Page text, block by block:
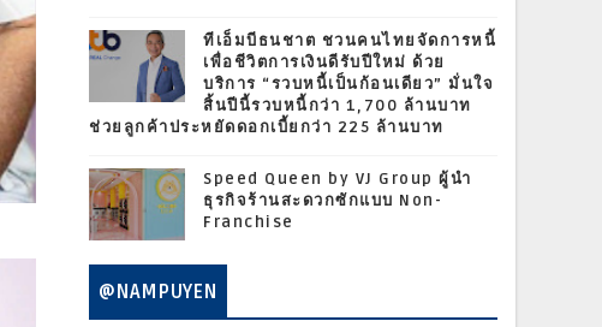
ทีเอ็มบีธนชาต ชวนคนไทยจัดการหนี้
เพื่อชีวิตการเงินดีรับปีใหม่ ด้วย
บริการ “รวบหนี้เป็นก้อนเดียว” มั่นใจ
สิ้นปีนี้รวบหนี้กว่า 1,700 ล้านบาท
ช่วยลูกค้าประหยัดดอกเบี้ยกว่า 225 ล้านบาท
Speed Queen by VJ Group ผู้นำ
ธุรกิจร้านสะดวกซักแบบ Non-
Franchise
@NAMPUYEN